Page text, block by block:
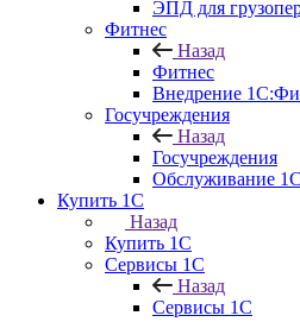
ЭПД для
Фитнес
Назад
Фитнес
Внедрение
Госучреждения
Назад
Госучреждения
Обслуживание
Купить 1С
Назад
Купить 1С
Сервисы 1С
Назад
Сервисы 1С